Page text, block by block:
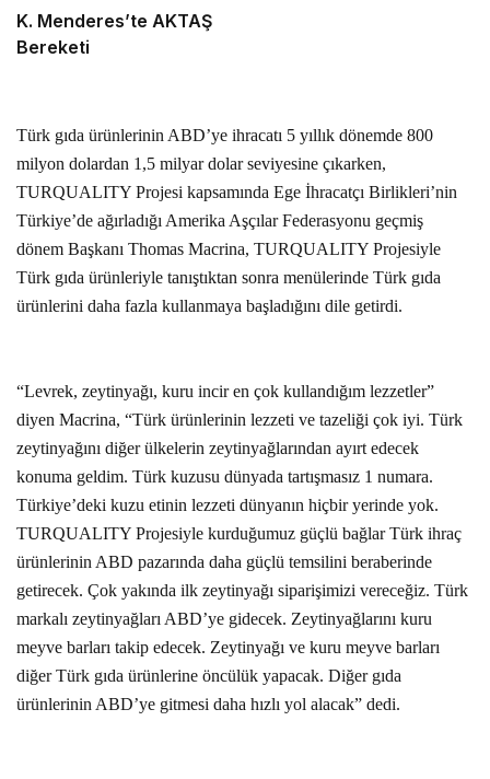
K. Menderes’te AKTAŞ
Bereketi
Türk gıda ürünlerinin ABD’ye ihracatı 5 yıllık dönemde 800
milyon dolardan 1,5 milyar dolar seviyesine çıkarken,
TURQUALITY Projesi kapsamında Ege İhracatçı Birlikleri’nin
Türkiye’de ağırladığı Amerika Aşçılar Federasyonu geçmiş
dönem Başkanı Thomas Macrina, TURQUALITY Projesiyle
Türk gıda ürünleriyle tanıştıktan sonra menülerinde Türk gıda
ürünlerini daha fazla kullanmaya başladığını dile getirdi.
“Levrek, zeytinyağı, kuru incir en çok kullandığım lezzetler”
diyen Macrina, “Türk ürünlerinin lezzeti ve tazeliği çok iyi. Türk
zeytinyağını diğer ülkelerin zeytinyağlarından ayırt edecek
konuma geldim. Türk kuzusu dünyada tartışmasız 1 numara.
Türkiye’deki kuzu etinin lezzeti dünyanın hiçbir yerinde yok.
TURQUALITY Projesiyle kurduğumuz güçlü bağlar Türk ihraç
ürünlerinin ABD pazarında daha güçlü temsilini beraberinde
getirecek. Çok yakında ilk zeytinyağı siparişimizi vereceğiz. Türk
markalı zeytinyağları ABD’ye gidecek. Zeytinyağlarını kuru
meyve barları takip edecek. Zeytinyağı ve kuru meyve barları
diğer Türk gıda ürünlerine öncülük yapacak. Diğer gıda
ürünlerinin ABD’ye gitmesi daha hızlı yol alacak” dedi.